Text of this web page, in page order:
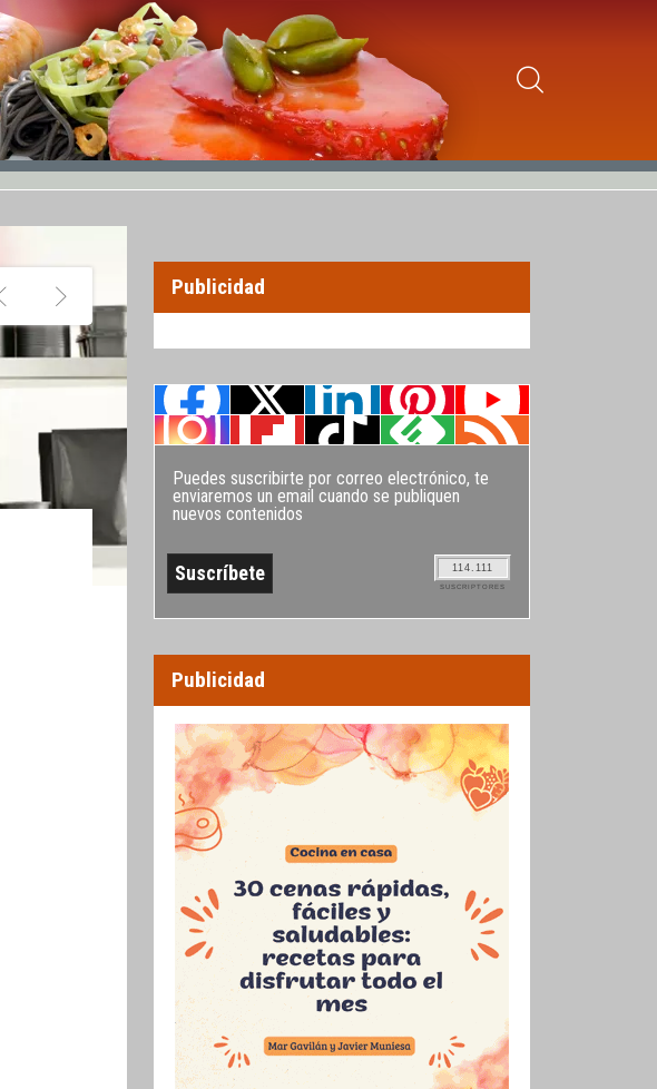
Publicidad
Puedes suscribirte por correo electrónico, te
enviaremos un email cuando se publiquen
nuevos contenidos
114.111
SUSCRIPTORES
Publicidad